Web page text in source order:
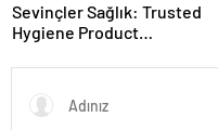
Sevinçler Sağlık: Trusted
Hygiene Product